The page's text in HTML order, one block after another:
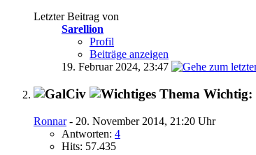
Letzter Beitrag von
Sarellion
Profil
Beiträge anzeigen
19. Februar 2024, 23:47
Wichtig:
Ronnar- 20. November 2014, 21:20 Uhr
Antworten: 4
Hits: 57.435